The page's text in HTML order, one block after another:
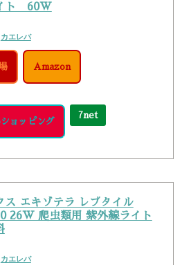
ト 60W
カエレバ
Amazon
ョッピング
7net
ス エキゾテラ レプタイル
26W 爬虫類用 紫外線ライト
カエレバ